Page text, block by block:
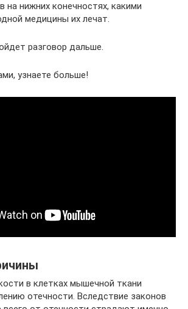
на нижних конечностях, какими
медицины их лечат.
разговор дальше.
узнаете больше!
в клетках мышечной ткани
отечности. Вследствие законов